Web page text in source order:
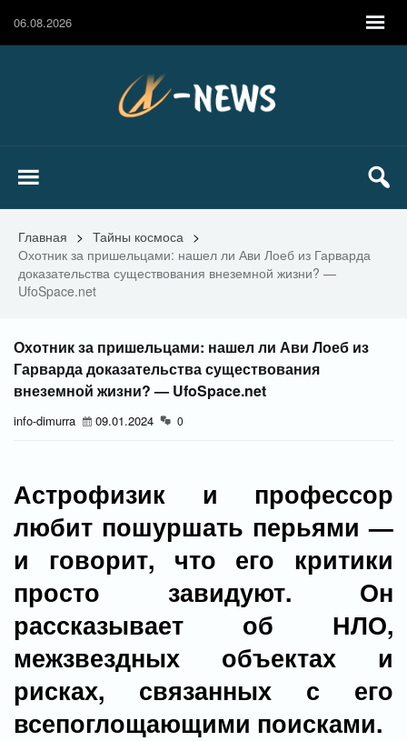
06.08.2026
Главная > Тайны космоса >
Охотник за пришельцами: нашел ли Ави Лоеб из Гарварда
доказательства существования внеземной жизни? —
UfoSpace.net
Охотник за пришельцами: нашел ли Ави Лоеб из
Гарварда доказательства существования
внеземной жизни? — UfoSpace.net
info-dimurra 09.01.2024 0
Астрофизик и профессор
любит пошуршать перьями —
и говорит, что его критики
просто завидуют. Он
рассказывает об НЛО,
межзвездных объектах и
рисках, связанных с его
всепоглощающими поисками.